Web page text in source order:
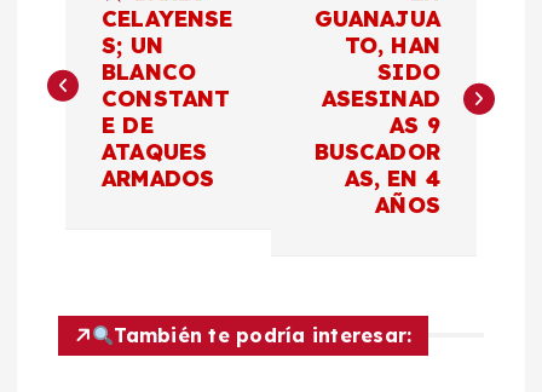
v
c
CELAYENSE
S; UN
BLANCO
CONSTANT
E DE
ATAQUES
ARMADOS
GUANAJUA
TO, HAN
SIDO
ASESINAD
AS 9
BUSCADOR
AS, EN 4
AÑOS
También te podría interesar: